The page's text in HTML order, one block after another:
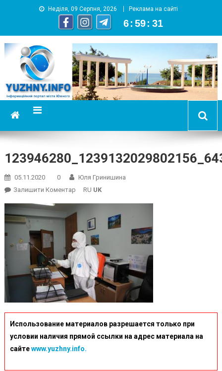
Неділя, 09 Серпня, 2026 Реклама на сайті
6 : 59 : 32
YUZHNY.INFO
информационный портал города Южный
05.11.2020 0
Юля Гринишина
Залишити КоментарOn RU UK
Использование материалов разрешается только при
условии наличия прямой ссылки на адрес материала на
сайтеwww.yuzhny.info.